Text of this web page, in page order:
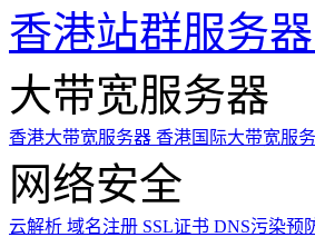
香港站群服务器
大带宽服务器
香港大带宽服务器 香港国际大带宽服
网络安全
云解析 域名注册 SSL证书 DNS污染预